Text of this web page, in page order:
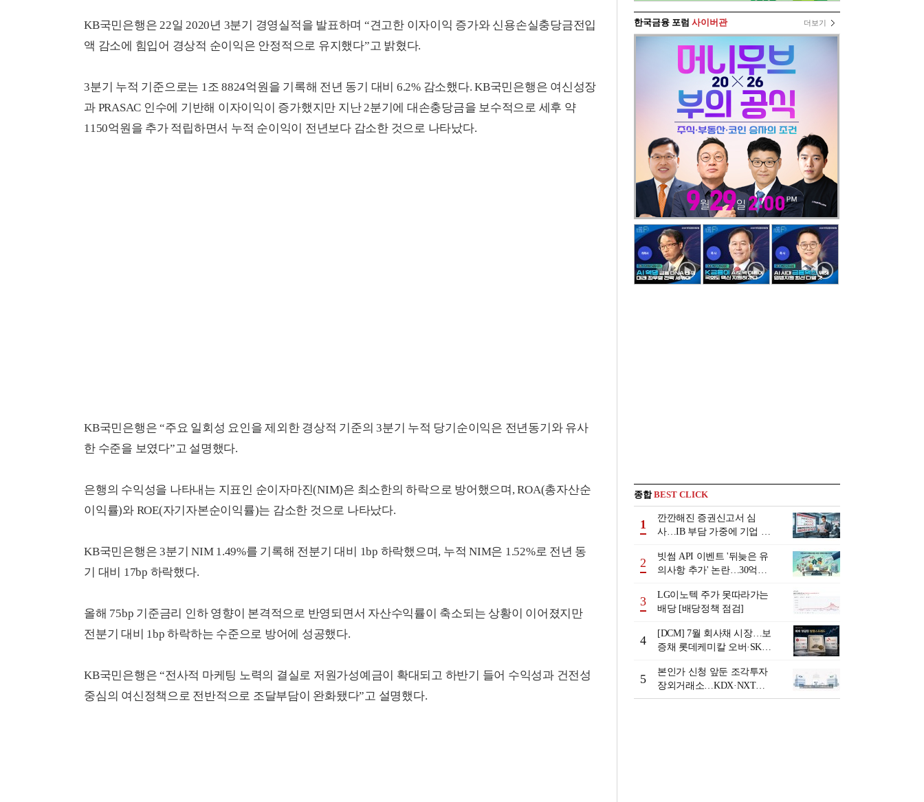
KB국민은행은 22일 2020년 3분기 경영실적을 발표하며 “견고한 이자이익 증가와 신용손실충당금전입
액 감소에 힘입어 경상적 순이익은 안정적으로 유지했다”고 밝혔다.
3분기 누적 기준으로는 1조 8824억원을 기록해 전년 동기 대비 6.2% 감소했다. KB국민은행은 여신성장
과 PRASAC 인수에 기반해 이자이익이 증가했지만 지난 2분기에 대손충당금을 보수적으로 세후 약
1150억원을 추가 적립하면서 누적 순이익이 전년보다 감소한 것으로 나타났다.
KB국민은행은 “주요 일회성 요인을 제외한 경상적 기준의 3분기 누적 당기순이익은 전년동기와 유사
한 수준을 보였다”고 설명했다.
은행의 수익성을 나타내는 지표인 순이자마진(NIM)은 최소한의 하락으로 방어했으며, ROA(총자산순
이익률)와 ROE(자기자본순이익률)는 감소한 것으로 나타났다.
KB국민은행은 3분기 NIM 1.49%를 기록해 전분기 대비 1bp 하락했으며, 누적 NIM은 1.52%로 전년 동
기 대비 17bp 하락했다.
올해 75bp 기준금리 인하 영향이 본격적으로 반영되면서 자산수익률이 축소되는 상황이 이어졌지만
전분기 대비 1bp 하락하는 수준으로 방어에 성공했다.
KB국민은행은 “전사적 마케팅 노력의 결실로 저원가성예금이 확대되고 하반기 들어 수익성과 건전성
중심의 여신정책으로 전반적으로 조달부담이 완화됐다”고 설명했다.
한국금융 포럼 사이버관 더보기
종합BEST CLICK
1
깐깐해진 증권신고서 심
사…IB 부담 가중에 기업 자
2
빗썸 API 이벤트 '뒤늦은 유
의사항 추가' 논란…30억원
발
3
LG이노텍 주가 못따라가는
배당 [배당정책 점검]
4
[DCM] 7월 회사채 시장…보
증채 롯데케미칼 오버·SK에
5
본인가 신청 앞둔 조각투자
장외거래소…KDX·NXT컨
소 막판 점검 ‘분주’